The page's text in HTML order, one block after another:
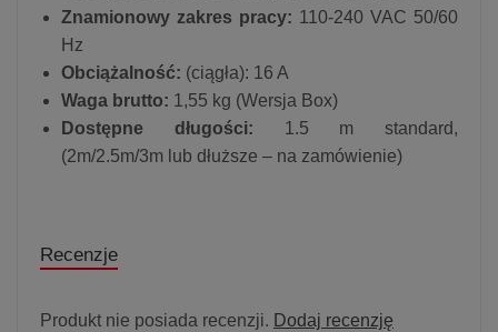
Znamionowy zakres pracy: 110-240 VAC 50/60
Hz
Obciążalność: (ciągła): 16 A
Waga brutto: 1,55 kg (Wersja Box)
Dostępne długości: 1.5 m standard,
(2m/2.5m/3m lub dłuższe – na zamówienie)
Recenzje
Produkt nie posiada recenzji. Dodaj recenzję